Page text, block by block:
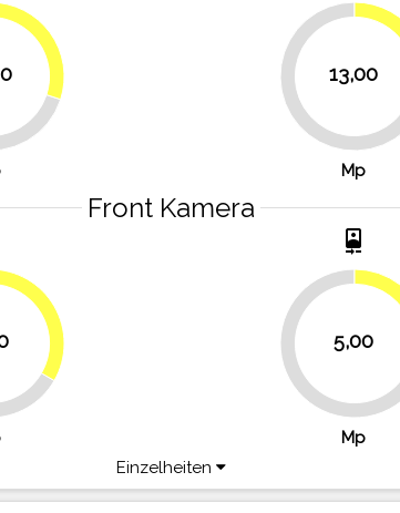
30%
13,00
67.5%
Mp
Front Kamera
33.3%
camera_front
5,00
79.2%
20.8%
Mp
Einzelheiten